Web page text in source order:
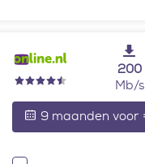
200
Mb/s
9 maanden voor